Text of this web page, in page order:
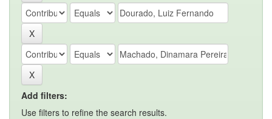
Add filters:
Use filters to refine the search results.